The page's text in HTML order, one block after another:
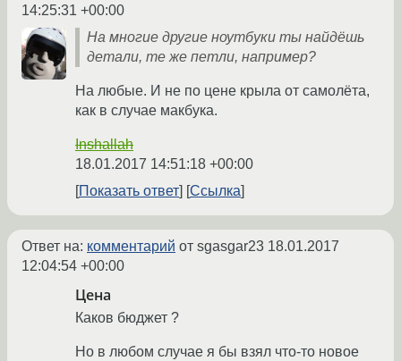
14:25:31 +00:00
На многие другие ноутбуки ты найдёшь
детали, те же петли, например?
На любые. И не по цене крыла от самолёта,
как в случае макбука.
Inshallah
18.01.2017 14:51:18 +00:00
Показать ответ
Ссылка
Ответ на: комментарий от sgasgar23 18.01.2017
12:04:54 +00:00
Цена
Каков бюджет ?
Но в любом случае я бы взял что-то новое